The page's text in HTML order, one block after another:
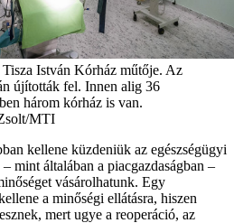
István Kórház műtője. Az
újították fel. Innen alig 36
három kórház is van.
MTI
kellene küzdeniük az egészségügyi
mint általában a piacgazdaságban –
vásárolhatunk. Egy
a minőségi ellátásra, hiszen
mert ugye a reoperáció, az